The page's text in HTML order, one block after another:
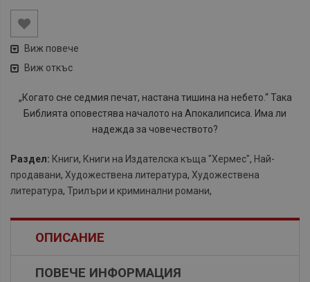
Виж повече
Виж откъс
„Когато сне седмия печат, настана тишина на небето.“ Така
Библията оповестява началото на Апокалипсиса. Има ли
надежда за човечеството?
Раздел: Книги, Книги на Издателска къща "Хермес", Най-
продавани, Художествена литература, Художествена
литература, Трилъри и криминални романи,
ОПИСАНИЕ
ПОВЕЧЕ ИНФОРМАЦИЯ